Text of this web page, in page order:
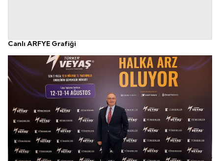
Canlı ARFYE Grafiği